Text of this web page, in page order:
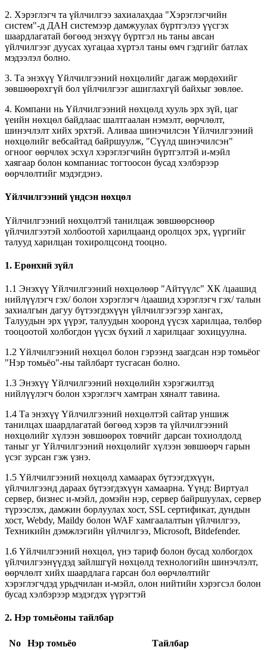
2. Хэрэглэгч та үйлчилгээ захиалахдаа "Хэрэглэгчийн
систем"-д ДАН системээр дамжуулах бүртгэлээ үүсгэх
шаардлагатай бөгөөд энэхүү бүртгэл нь таны авсан
үйлчилгээг дуусах хугацаа хүртэл таны өмч гэдгийг батлах
мэдээлэл болно.
3. Та энэхүү Үйлчилгээний нөхцөлийг дагаж мөрдөхийг
зөвшөөрөхгүй бол үйлчилгээг ашиглахгүй байхыг зөвлөе.
4. Компани нь Үйлчилгээний нөхцөлд хууль эрх зүй, цаг
үеийн нөхцөл байдлаас шалтгаалан нэмэлт, өөрчлөлт,
шинэчлэлт хийх эрхтэй. Аливаа шинэчилсэн Үйлчилгээний
нөхцөлийг вебсайтад байршуулж, "Сүүлд шинэчилсэн"
огноог өөрчлөх эсхүл хэрэглэгчийн бүртгэлтэй и-мэйл
хаягаар болон компаниас тогтоосон бусад хэлбэрээр
өөрчлөлтийг мэдэгдэнэ.
Үйлчилгээний үндсэн нөхцөл
Үйлчилгээний нөхцөлтэй танилцаж зөвшөөрснөөр
үйлчилгээтэй холбоотой харилцаанд оролцох эрх, үүргийг
талууд харилцан тохиролцсонд тооцно.
1. Ерөнхий зүйл
1.1 Энэхүү Үйлчилгээний нөхцөлөөр "Айтүүлс" ХК /цаашид
нийлүүлэгч гэх/ болон хэрэглэгч /цаашид хэрэглэгч гэх/ талын
захиалгын дагуу бүтээгдэхүүн үйлчилгээгээр хангах,
Талуудын эрх үүрэг, талуудын хооронд үүсэх харилцаа, төлбөр
тооцоотой холбогдон үүсэх бүхий л харилцааг зохицуулна.
1.2 Үйлчилгээний нөхцөл болон гэрээнд заагдсан нэр томьёог
"Нэр томьёо"-ны тайлбарт тусгасан болно.
1.3 Энэхүү Үйлчилгээний нөхцөлийн хэрэгжилтэд
нийлүүлэгч болон хэрэглэгч хамтран хяналт тавина.
1.4 Та энэхүү Үйлчилгээний нөхцөлтэй сайтар уншиж
танилцах шаардлагатай бөгөөд хэрэв та үйлчилгээний
нөхцөлийг хүлээн зөвшөөрөх товчийг дарсан тохиолдолд
таныг уг Үйлчилгээний нөхцөлийг хүлээн зөвшөөрч гарын
үсэг зурсан гэж үзнэ.
1.5 Үйлчилгээний нөхцөлд хамаарах бүтээгдэхүүн,
үйлчилгээнд дараах бүтээгдэхүүн хамаарна. Үүнд: Виртуал
сервер, бизнес и-мэйл, домэйн нэр, сервер байршуулах, сервер
түрээслэх, дамжин борлуулах хост, SSL сертификат, дундын
хост, Webdy, Maildy болон WAF хамгаалалтын үйлчилгээ,
Техникийн дэмжлэгийн үйлчилгээ, Microsoft, Bitdefender.
1.6 Үйлчилгээний нөхцөл, үнэ тариф болон бусад холбогдох
үйлчилгээнүүдэд зайлшгүй нөхцөлд технологийн шинэчлэлт,
өөрчлөлт хийх шаардлага гарсан бол өөрчлөлтийг
хэрэглэгчдэд урьдчилан и-мэйл, олон нийтийн хэрэгсэл болон
бусад хэлбэрээр мэдэгдэх үүрэгтэй
2. Нэр томьёоны тайлбар
No Нэр томьёо Тайлбар